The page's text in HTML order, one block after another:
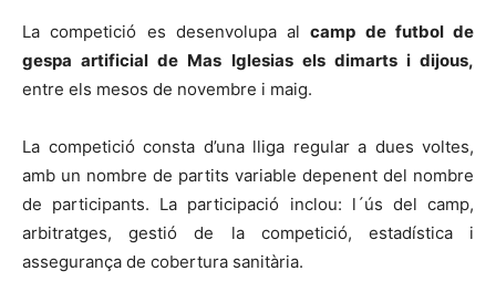
La competició es desenvolupa alcamp de futbol de
gespa artificial de Mas Iglesias els dimarts i dijous,
entre els mesos de novembre i maig.
La competició consta d’una lliga regular a dues voltes,
amb un nombre de partits variable depenent del nombre
de participants. La participació inclou: l´ús del camp,
arbitratges, gestió de la competició, estadística i
assegurança de cobertura sanitària.